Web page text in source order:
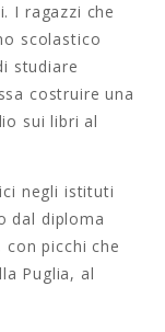
I ragazzi che
scolastico
studiare
costruire una
sui libri al
negli istituti
dal diploma
picchi che
Puglia, al